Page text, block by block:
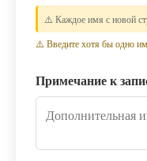
⚠️ Каждое имя с новой
⚠️ Введите хотя бы одно
Примечание к